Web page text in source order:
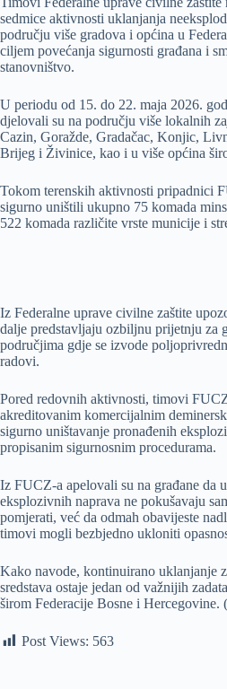
sedmice aktivnosti uklanjanja
području više gradova i općina u
ciljem povećanja sigurnosti građana i
stanovništvo.
U periodu od 15. do 22. maja 2026.
djelovali su na području više lokalnih
Cazin, Goražde, Gradačac, Konjic,
Brijeg i Živinice, kao i u više općina
Tokom terenskih aktivnosti pripadnici
sigurno uništili ukupno 75 komada
522 komada različite vrste municije i
Iz Federalne uprave civilne zaštite
dalje predstavljaju ozbiljnu prijetnju za
područjima gdje se izvode
radovi.
Pored redovnih aktivnosti, timovi
akreditovanim komercijalnim
sigurno uništavanje pronađenih
propisanim sigurnosnim procedurama.
Iz FUCZ-a apelovali su na građane da
eksplozivnih naprava ne pokušavaju
pomjerati, već da odmah obavijeste
timovi mogli bezbjedno ukloniti
Kako navode, kontinuirano uklanjanje
sredstava ostaje jedan od važnijih
širom Federacije Bosne i Hercegovine.
Post Views: 563